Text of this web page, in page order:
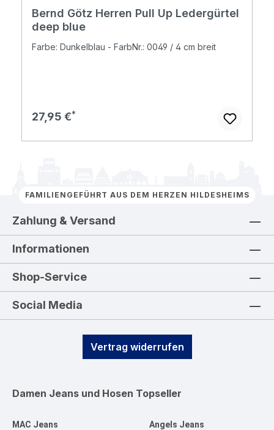
Bernd Götz Herren Pull Up Ledergürtel
deep blue
Farbe: Dunkelblau - FarbNr.: 0049 / 4 cm breit
Regulärer Preis:
27,95 €
FAMILIENGEFÜHRT AUS DEM HERZEN HILDESHEIMS
Zahlung & Versand
Informationen
Shop-Service
Social Media
Vertrag widerrufen
Damen Jeans und Hosen Topseller
MAC Jeans Angels Jeans